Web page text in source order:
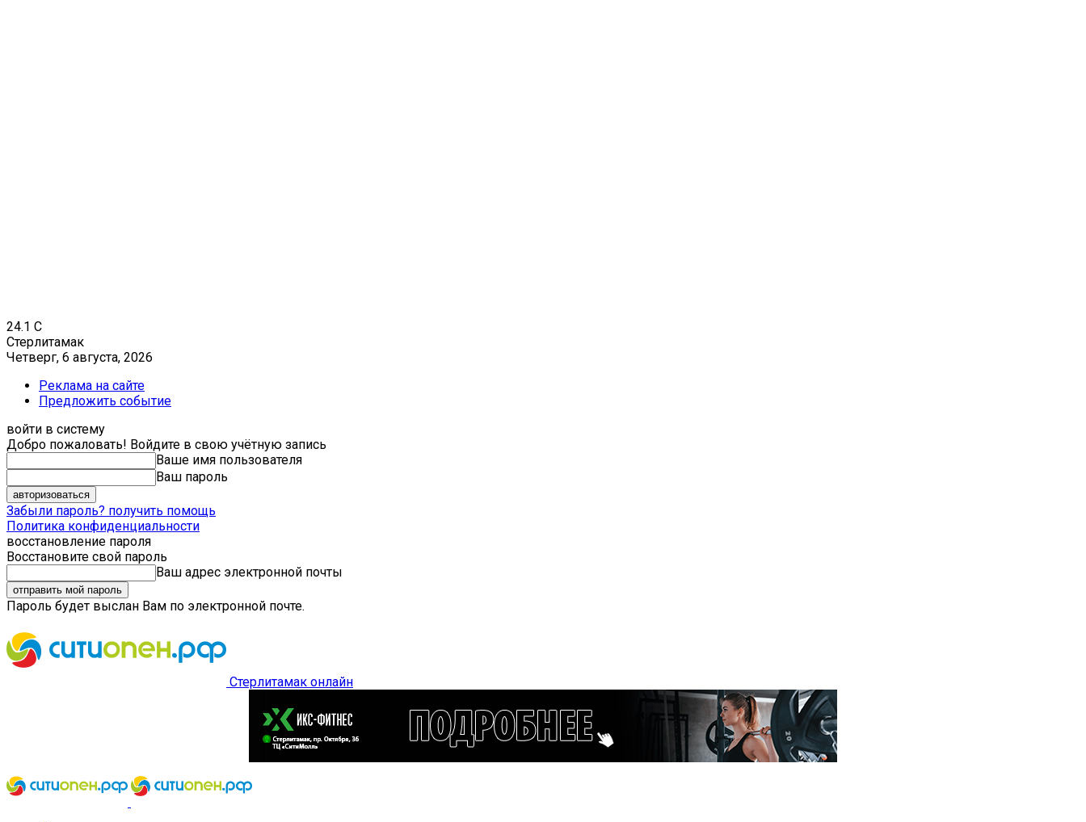
24.1 C
Стерлитамак
Четверг, 6 августа, 2026
Реклама на сайте
Предложить событие
войти в систему
Добро пожаловать! Войдите в свою учётную запись
Ваше имя пользователя
Ваш пароль
Забыли пароль? получить помощь
Политика конфиденциальности
восстановление пароля
Восстановите свой пароль
Ваш адрес электронной почты
Пароль будет выслан Вам по электронной почте.
Стерлитамак онлайн